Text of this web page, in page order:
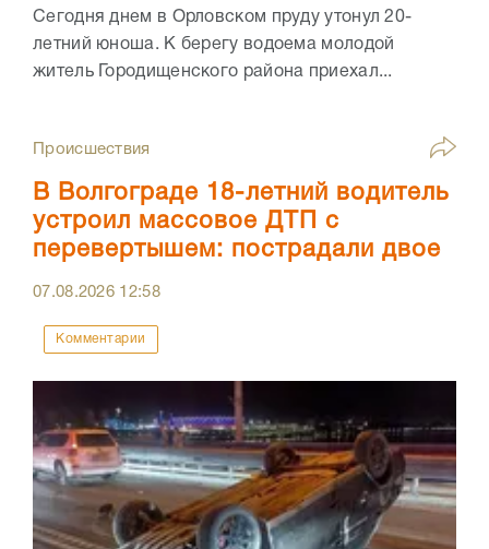
Сегодня днем в Орловском пруду утонул 20-
летний юноша. К берегу водоема молодой
житель Городищенского района приехал...
Происшествия
В Волгограде 18-летний водитель
устроил массовое ДТП с
перевертышем: пострадали двое
07.08.2026 12:58
Комментарии